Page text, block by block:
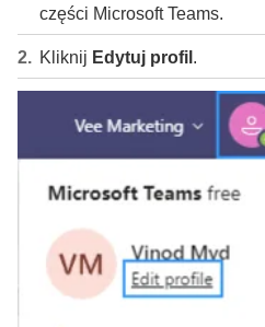
części Microsoft Teams.
Kliknij Edytuj profil .